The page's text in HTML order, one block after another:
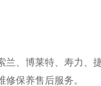
兰、博莱特、寿力、
保养售后服务。